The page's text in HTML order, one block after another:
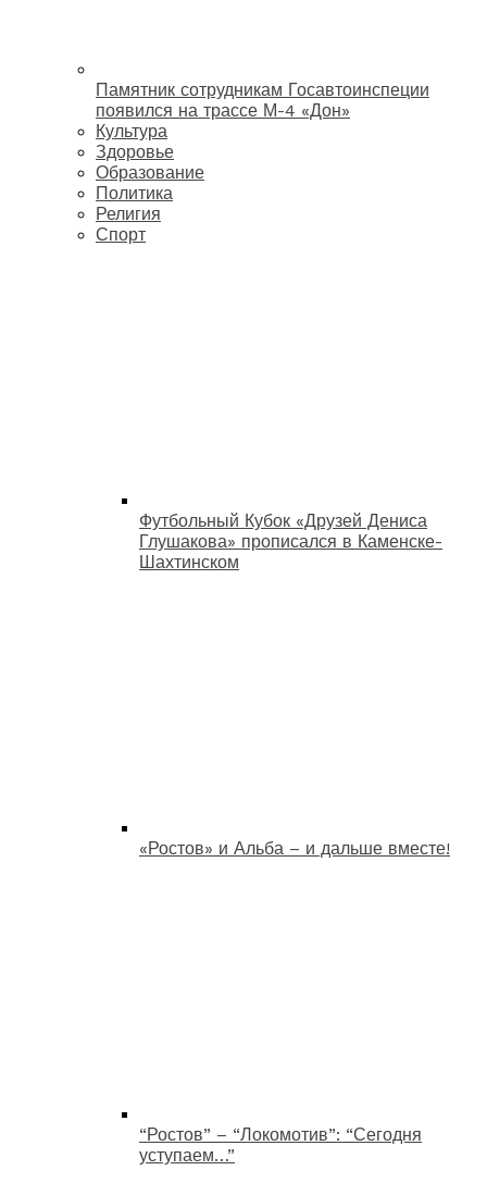
Памятник сотрудникам Госавтоинспеции
появился на трассе М-4 «Дон»
Культура
Здоровье
Образование
Политика
Религия
Спорт
Футбольный Кубок «Друзей Дениса
Глушакова» прописался в Каменске-
Шахтинском
«Ростов» и Альба – и дальше вместе!
“Ростов” – “Локомотив”: “Сегодня
уступаем…”